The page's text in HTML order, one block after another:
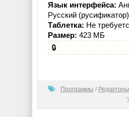
Язык интерфейса:
Русский (русификатор)
Таблетка: Не
Размер: 423 МБ
🔒
Программы /